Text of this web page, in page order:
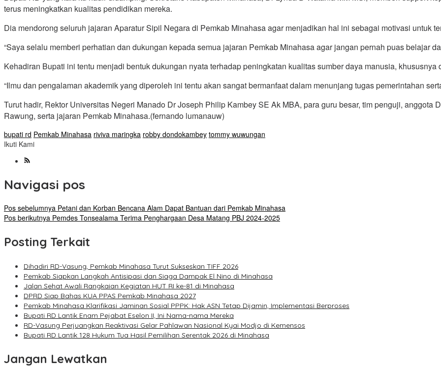
terus meningkatkan kualitas pendidikan mereka.
Dia mendorong seluruh jajaran Aparatur Sipil Negara di Pemkab Minahasa agar menjadikan hal ini sebagai motivasi untuk
“Saya selalu memberi perhatian dan dukungan kepada semua jajaran Pemkab Minahasa agar jangan pernah puas belajar
Kehadiran Bupati ini tentu menjadi bentuk dukungan nyata terhadap peningkatan kualitas sumber daya manusia, khususnya
“Ilmu dan pengalaman akademik yang diperoleh ini tentu akan sangat bermanfaat dalam menunjang tugas pemerintahan
Turut hadir, Rektor Universitas Negeri Manado Dr Joseph Philip Kambey SE Ak MBA, para guru besar, tim penguji, anggota
Rawung, serta jajaran Pemkab Minahasa.(fernando lumanauw)
bupati rd Pemkab Minahasa riviva maringka robby dondokambey tommy wuwungan
Ikuti Kami
Navigasi pos
Pos sebelumnya Petani dan Korban Bencana Alam Dapat Bantuan dari Pemkab Minahasa
Pos berikutnya Pemdes Tonsealama Terima Penghargaan Desa Matang PBJ 2024-2025
Posting Terkait
Dihadiri RD-Vasung, Pemkab Minahasa Turut Sukseskan TIFF 2026
Pemkab Siapkan Langkah Antisipasi dan Siaga Dampak El Nino di Minahasa
Jalan Sehat Awali Rangkaian Kegiatan HUT RI ke-81 di Minahasa
DPRD Siap Bahas KUA PPAS Pemkab Minahasa 2027
Pemkab Minahasa Klarifikasi Jaminan Sosial PPPK: Hak ASN Tetap Dijamin, Implementasi Berproses
Bupati RD Lantik Enam Pejabat Eselon II, Ini Nama-nama Mereka
RD-Vasung Perjuangkan Reaktivasi Gelar Pahlawan Nasional Kyai Modjo di Kemensos
Bupati RD Lantik 128 Hukum Tua Hasil Pemilihan Serentak 2026 di Minahasa
Jangan Lewatkan